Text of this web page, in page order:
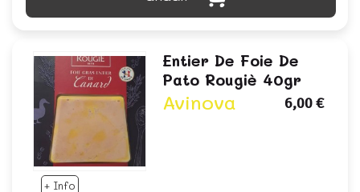
+ Info
Entier De Foie De
Pato Rougiè 40gr
Avinova 6,00 €